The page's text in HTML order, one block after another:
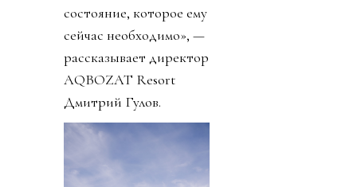
состояние, которое ему
сейчас необходимо», —
рассказывает директор
AQBOZAT Resort
Дмитрий Гулов.